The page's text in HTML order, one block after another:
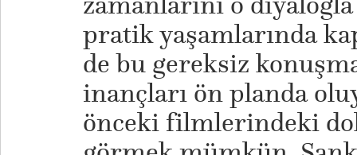
pratik yaşamlarında
de bu gereksiz
inançları ön planda
önceki filmlerindeki